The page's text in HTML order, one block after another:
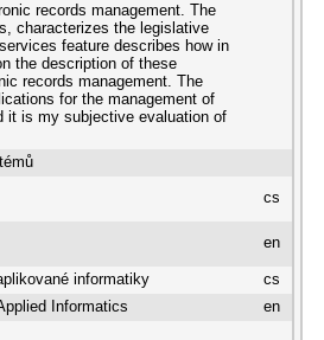
records management. The
characterizes the legislative
feature describes how in
the description of these
records management. The
for the management of
it is my subjective evaluation of
cs
en
informatiky
cs
Informatics
en